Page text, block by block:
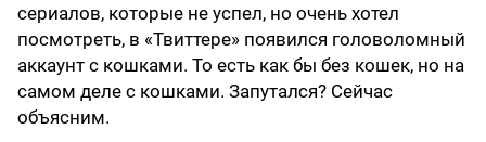
сериалов, которые не успел, но очень хотел
посмотреть, в «Твиттере» появился головоломный
аккаунт с кошками. То есть как бы без кошек, но на
самом деле с кошками. Запутался? Сейчас
объясним.